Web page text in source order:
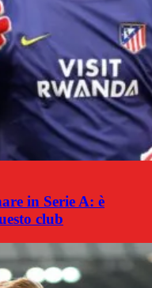
in Serie A: è
club